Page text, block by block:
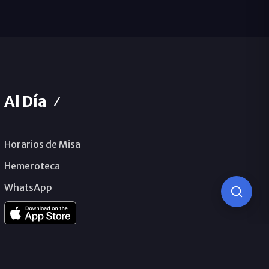
Al Día
Horarios de Misa
Hemeroteca
WhatsApp